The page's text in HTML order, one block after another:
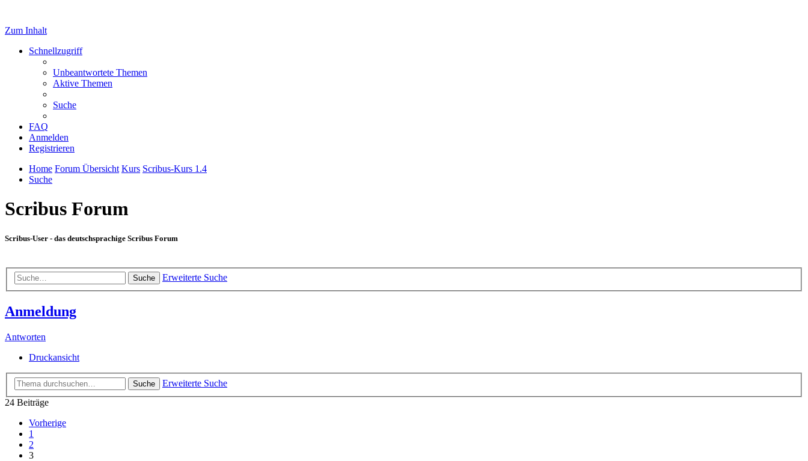
Zum Inhalt
Schnellzugriff
Unbeantwortete Themen
Aktive Themen
Suche
FAQ
Anmelden
Registrieren
Home Forum Übersicht Kurs Scribus-Kurs 1.4
Suche
Scribus Forum
Scribus-User - das deutschsprachige Scribus Forum
Suche Erweiterte Suche
Anmeldung
Antworten
Druckansicht
Suche
Erweiterte Suche
24 Beiträge
Vorherige
1
2
3